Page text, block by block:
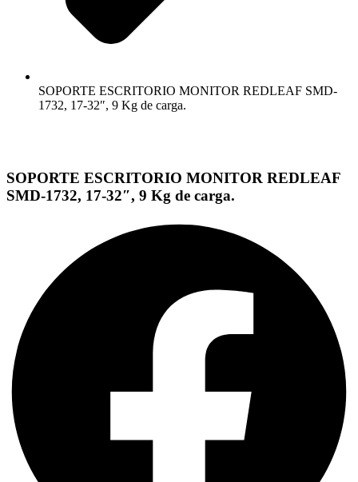
SOPORTE ESCRITORIO MONITOR REDLEAF SMD-
1732, 17-32″, 9 Kg de carga.
SOPORTE ESCRITORIO MONITOR REDLEAF
SMD-1732, 17-32″, 9 Kg de carga.